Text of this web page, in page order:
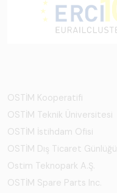
OSTİM Kooperatifi
OSTİM Teknik Üniversitesi
OSTİM İstihdam Ofisi
OSTİM Dış Ticaret Günlüğü
Ostim Teknopark A.Ş.
OSTİM Spare Parts Inc.